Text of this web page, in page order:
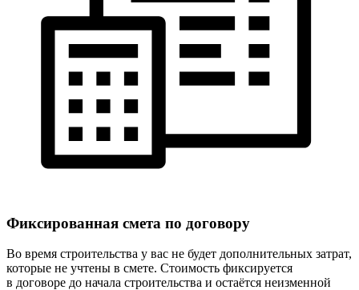
Фиксированная смета по договору
Во время строительства у вас не будет дополнительных затрат,
которые не учтены в смете. Стоимость фиксируется
в договоре до начала строительства и остаётся неизменной